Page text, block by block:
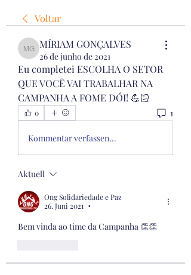
Voltar
MÍRIAM GONÇALVES
MÍRIAM GONÇALVES
26 de junho de 2021
Eu completei ESCOLHA O SETOR
QUE VOCÊ VAI TRABALHAR NA
CAMPANHA A FOME DÓI! 💪🏻
0 1
Kommentar verfassen...
Aktuell
Ong Solidariedade e Paz
26. Juni 2021
•
Bem vinda ao time da Campanha 👏👏